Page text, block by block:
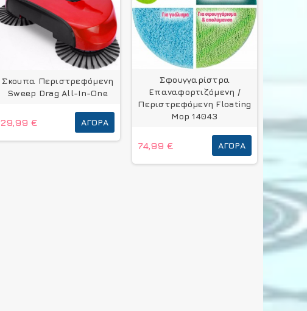
Σκουπα Περιστρεφόμενη
Sweep Drag All-In-One
29,99 € ΑΓΟΡΆ
Σφουγγαρίστρα
Επαναφορτιζόμενη /
Περιστρεφόμενη Floating
Mop 14043
74,99 € ΑΓΟΡΆ